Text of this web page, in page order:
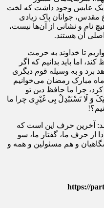
یک عابس وجود داشت که لخت
مقدس، جوانان پاک زیادی
نام و نشانی از آن‌ها نیست،
آن هستند.
تا خداوند به حرمت
اما باید بدانیم که اگر
برد و به وسیله قوم دیگری
مبارک رمضان می‌خوانیم
چرا ما حافظ دین تو
وَ لَا تَسْتَبْدِلْ بِی غَیْرِی چرا ما
آخرین حرف این است که
از حرف ما، گفتار ما، سو
و هم مسئولین و همه و
https://